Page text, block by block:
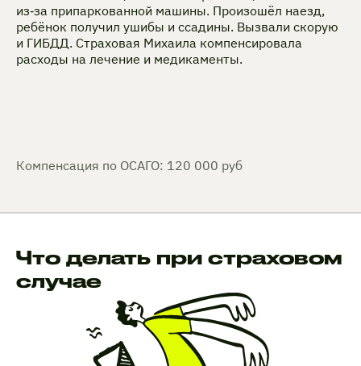
из‑за припаркованной машины. Произошёл наезд,
ребёнок получил ушибы и ссадины. Вызвали скорую
и ГИБДД. Страховая Михаила компенсировала
расходы на лечение и медикаменты.
Компенсация по ОСАГО: 120 000 руб
Что делать при страховом
случае